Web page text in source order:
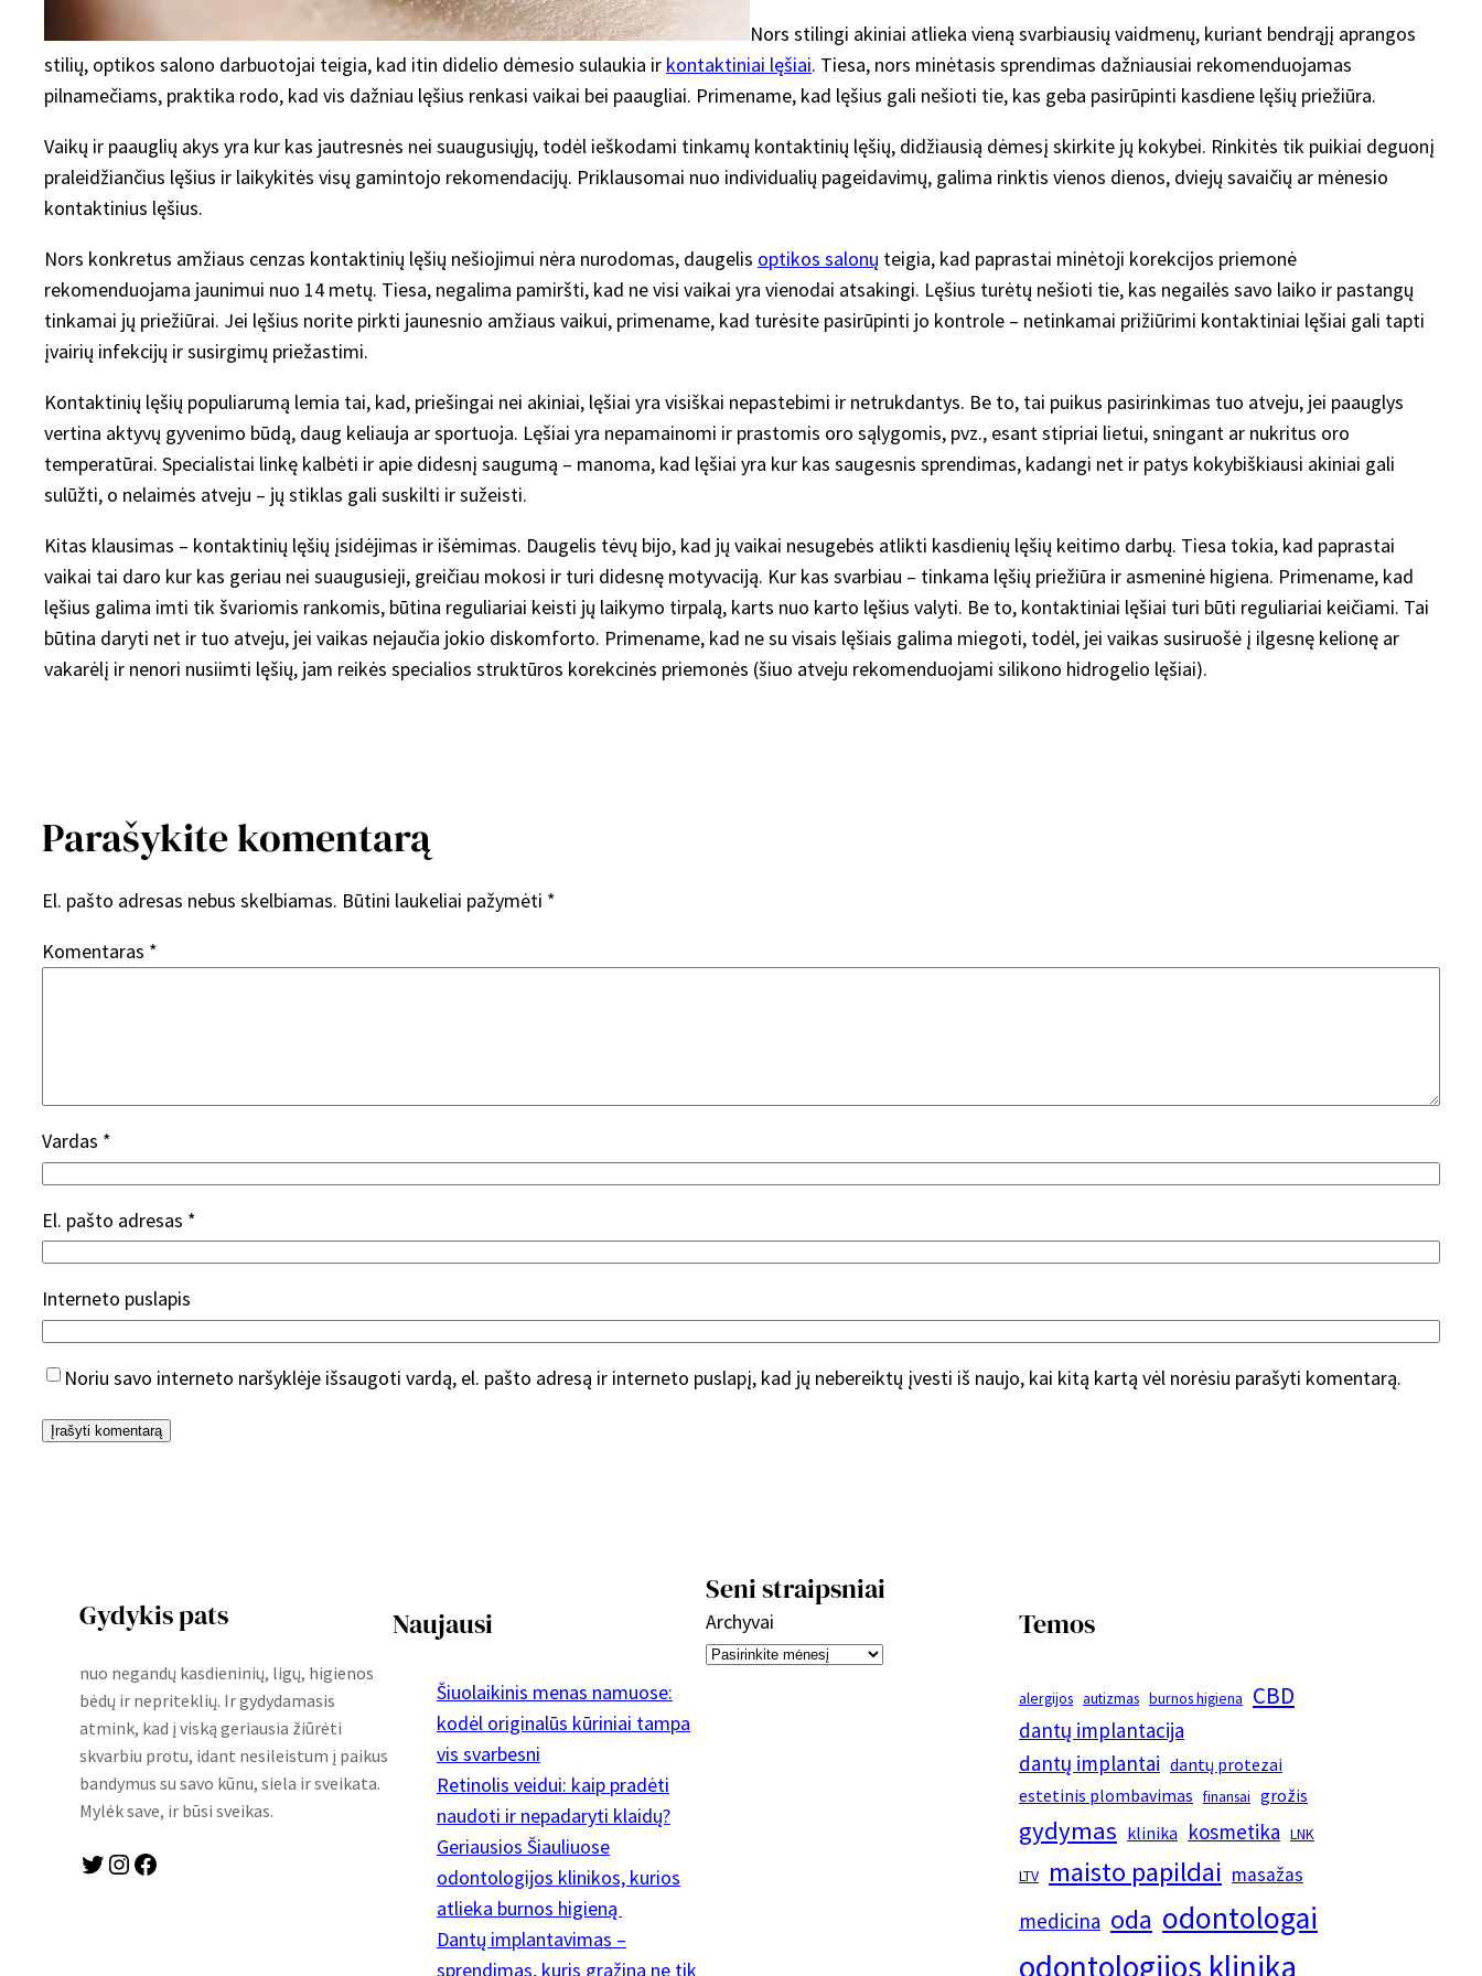
Nors stilingi akiniai atlieka vieną svarbiausių vaidmenų, kuriant bendrąjį aprangos
stilių, optikos salono darbuotojai teigia, kad itin didelio dėmesio sulaukia ir kontaktiniai lęšiai. Tiesa, nors minėtasis sprendimas dažniausiai rekomenduojamas
pilnamečiams, praktika rodo, kad vis dažniau lęšius renkasi vaikai bei paaugliai. Primename, kad lęšius gali nešioti tie, kas geba pasirūpinti kasdiene lęšių priežiūra.
Vaikų ir paauglių akys yra kur kas jautresnės nei suaugusiųjų, todėl ieškodami tinkamų kontaktinių lęšių, didžiausią dėmesį skirkite jų kokybei. Rinkitės tik puikiai deguonį
praleidžiančius lęšius ir laikykitės visų gamintojo rekomendacijų. Priklausomai nuo individualių pageidavimų, galima rinktis vienos dienos, dviejų savaičių ar mėnesio
kontaktinius lęšius.
Nors konkretus amžiaus cenzas kontaktinių lęšių nešiojimui nėra nurodomas, daugelis optikos salonų teigia, kad paprastai minėtoji korekcijos priemonė
rekomenduojama jaunimui nuo 14 metų. Tiesa, negalima pamiršti, kad ne visi vaikai yra vienodai atsakingi. Lęšius turėtų nešioti tie, kas negailės savo laiko ir pastangų
tinkamai jų priežiūrai. Jei lęšius norite pirkti jaunesnio amžiaus vaikui, primename, kad turėsite pasirūpinti jo kontrole – netinkamai prižiūrimi kontaktiniai lęšiai gali tapti
įvairių infekcijų ir susirgimų priežastimi.
Kontaktinių lęšių populiarumą lemia tai, kad, priešingai nei akiniai, lęšiai yra visiškai nepastebimi ir netrukdantys. Be to, tai puikus pasirinkimas tuo atveju, jei paauglys
vertina aktyvų gyvenimo būdą, daug keliauja ar sportuoja. Lęšiai yra nepamainomi ir prastomis oro sąlygomis, pvz., esant stipriai lietui, sningant ar nukritus oro
temperatūrai. Specialistai linkę kalbėti ir apie didesnį saugumą – manoma, kad lęšiai yra kur kas saugesnis sprendimas, kadangi net ir patys kokybiškiausi akiniai gali
sulūžti, o nelaimės atveju – jų stiklas gali suskilti ir sužeisti.
Kitas klausimas – kontaktinių lęšių įsidėjimas ir išėmimas. Daugelis tėvų bijo, kad jų vaikai nesugebės atlikti kasdienių lęšių keitimo darbų. Tiesa tokia, kad paprastai
vaikai tai daro kur kas geriau nei suaugusieji, greičiau mokosi ir turi didesnę motyvaciją. Kur kas svarbiau – tinkama lęšių priežiūra ir asmeninė higiena. Primename, kad
lęšius galima imti tik švariomis rankomis, būtina reguliariai keisti jų laikymo tirpalą, karts nuo karto lęšius valyti. Be to, kontaktiniai lęšiai turi būti reguliariai keičiami. Tai
būtina daryti net ir tuo atveju, jei vaikas nejaučia jokio diskomforto. Primename, kad ne su visais lęšiais galima miegoti, todėl, jei vaikas susiruošė į ilgesnę kelionę ar
vakarėlį ir nenori nusiimti lęšių, jam reikės specialios struktūros korekcinės priemonės (šiuo atveju rekomenduojami silikono hidrogelio lęšiai).
Parašykite komentarą
El. pašto adresas nebus skelbiamas. Būtini laukeliai pažymėti *
Komentaras *
Vardas *
El. pašto adresas *
Interneto puslapis
Noriu savo interneto naršyklėje išsaugoti vardą, el. pašto adresą ir interneto puslapį, kad jų nebereiktų įvesti iš naujo, kai kitą kartą vėl norėsiu parašyti komentarą.
Gydykis pats
nuo negandų kasdieninių, ligų, higienos
bėdų ir nepriteklių. Ir gydydamasis
atmink, kad į viską geriausia žiūrėti
skvarbiu protu, idant nesileistum į paikus
bandymus su savo kūnu, siela ir sveikata.
Mylėk save, ir būsi sveikas.
Twitter Instagram Facebook
Naujausi
Šiuolaikinis menas namuose:
kodėl originalūs kūriniai tampa
vis svarbesni
Retinolis veidui: kaip pradėti
naudoti ir nepadaryti klaidų?
Geriausios Šiauliuose
odontologijos klinikos, kurios
atlieka burnos higieną
Dantų implantavimas –
sprendimas, kuris grąžina ne tik
Seni straipsniai
Archyvai Temos
alergijos autizmas burnos higiena CBD
dantų implantacija
dantų implantai dantų protezai
estetinis plombavimas finansai grožis
gydymas klinika kosmetika LNK
LTV maisto papildai masažas
medicina oda odontologai
odontologijos klinika